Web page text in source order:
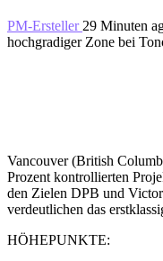
PM-Ersteller 29 Minuten
hochgradiger Zone bei
Vancouver (British
Prozent kontrollierten
den Zielen DPB und
verdeutlichen das
HÖHEPUNKTE: